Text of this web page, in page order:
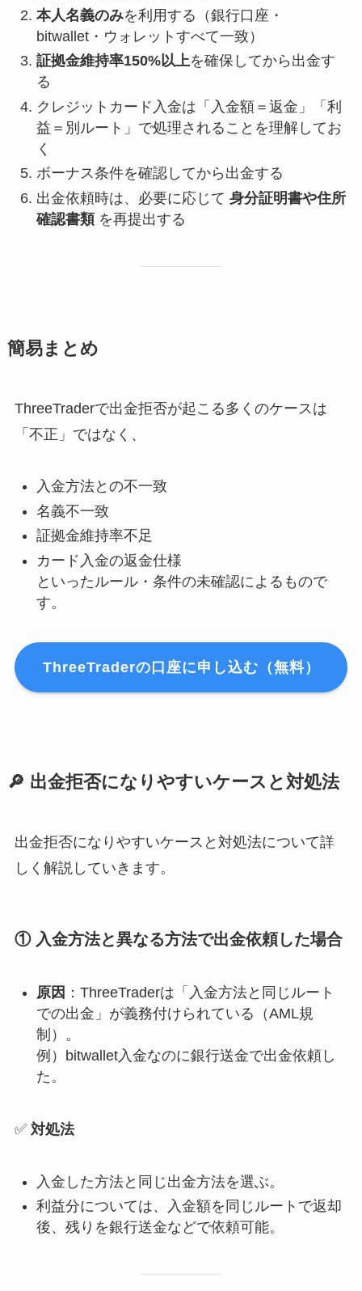
本人名義のみを利用する（銀行口座・
bitwallet・ウォレットすべて一致）
証拠金維持率150%以上を確保してから出金す
る
クレジットカード入金は「入金額＝返金」「利
益＝別ルート」で処理されることを理解してお
く
ボーナス条件を確認してから出金する
出金依頼時は、必要に応じて 身分証明書や住所
確認書類を再提出する
簡易まとめ
ThreeTraderで出金拒否が起こる多くのケースは
「不正」ではなく、
入金方法との不一致
名義不一致
証拠金維持率不足
カード入金の返金仕様
といったルール・条件の未確認によるもので
す。
ThreeTraderの口座に申し込む（無料）
🔎 出金拒否になりやすいケースと対処法
出金拒否になりやすいケースと対処法について詳
しく解説していきます。
① 入金方法と異なる方法で出金依頼した場合
原因 ：ThreeTraderは「入金方法と同じルート
での出金」が義務付けられている（AML規
制）。
例）bitwallet入金なのに銀行送金で出金依頼し
た。
✅ 対処法
入金した方法と同じ出金方法を選ぶ。
利益分については、入金額を同じルートで返却
後、残りを銀行送金などで依頼可能。